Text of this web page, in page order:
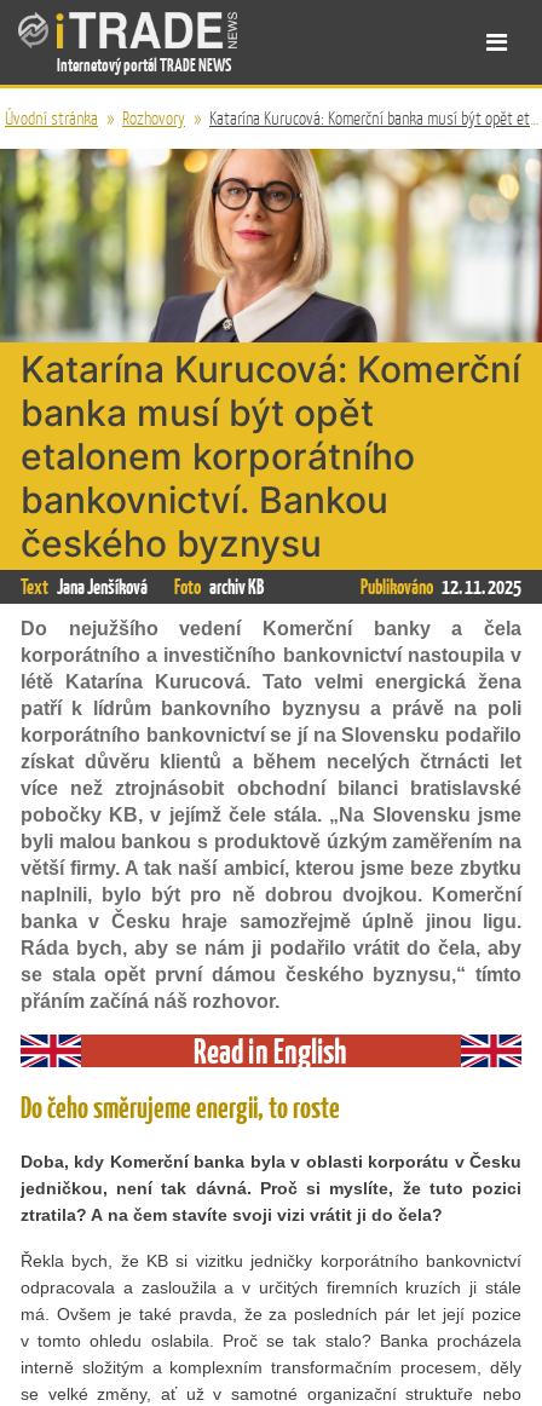
Internetový portál TRADE NEWS
Úvodní stránka » Rozhovory » Katarína Kurucová: Komerční banka musí být opět etalonem korporátního bankovnictví. Bankou českého byznysu
Katarína Kurucová: Komerční
banka musí být opět
etalonem korporátního
bankovnictví. Bankou
českého byznysu
Text Jana Jenšíková Foto archiv KB Publikováno 12. 11. 2025
Do nejužšího vedení Komerční banky a čela
korporátního a investičního bankovnictví nastoupila v
létě Katarína Kurucová. Tato velmi energická žena
patří k lídrům bankovního byznysu a právě na poli
korporátního bankovnictví se jí na Slovensku podařilo
získat důvěru klientů a během necelých čtrnácti let
více než ztrojnásobit obchodní bilanci bratislavské
pobočky KB, v jejímž čele stála. „Na Slovensku jsme
byli malou bankou s produktově úzkým zaměřením na
větší firmy. A tak naší ambicí, kterou jsme beze zbytku
naplnili, bylo být pro ně dobrou dvojkou. Komerční
banka v Česku hraje samozřejmě úplně jinou ligu.
Ráda bych, aby se nám ji podařilo vrátit do čela, aby
se stala opět první dámou českého byznysu,“ tímto
přáním začíná náš rozhovor.
Read in English
Do čeho směrujeme energii, to roste
Doba, kdy Komerční banka byla v oblasti korporátu v Česku
jedničkou, není tak dávná. Proč si myslíte, že tuto pozici
ztratila? A na čem stavíte svoji vizi vrátit ji do čela?
Řekla bych, že KB si vizitku jedničky korporátního bankovnictví
odpracovala a zasloužila a v určitých firemních kruzích ji stále
má. Ovšem je také pravda, že za posledních pár let její pozice
v tomto ohledu oslabila. Proč se tak stalo? Banka procházela
interně složitým a komplexním transformačním procesem, děly
se velké změny, ať už v samotné organizační struktuře nebo